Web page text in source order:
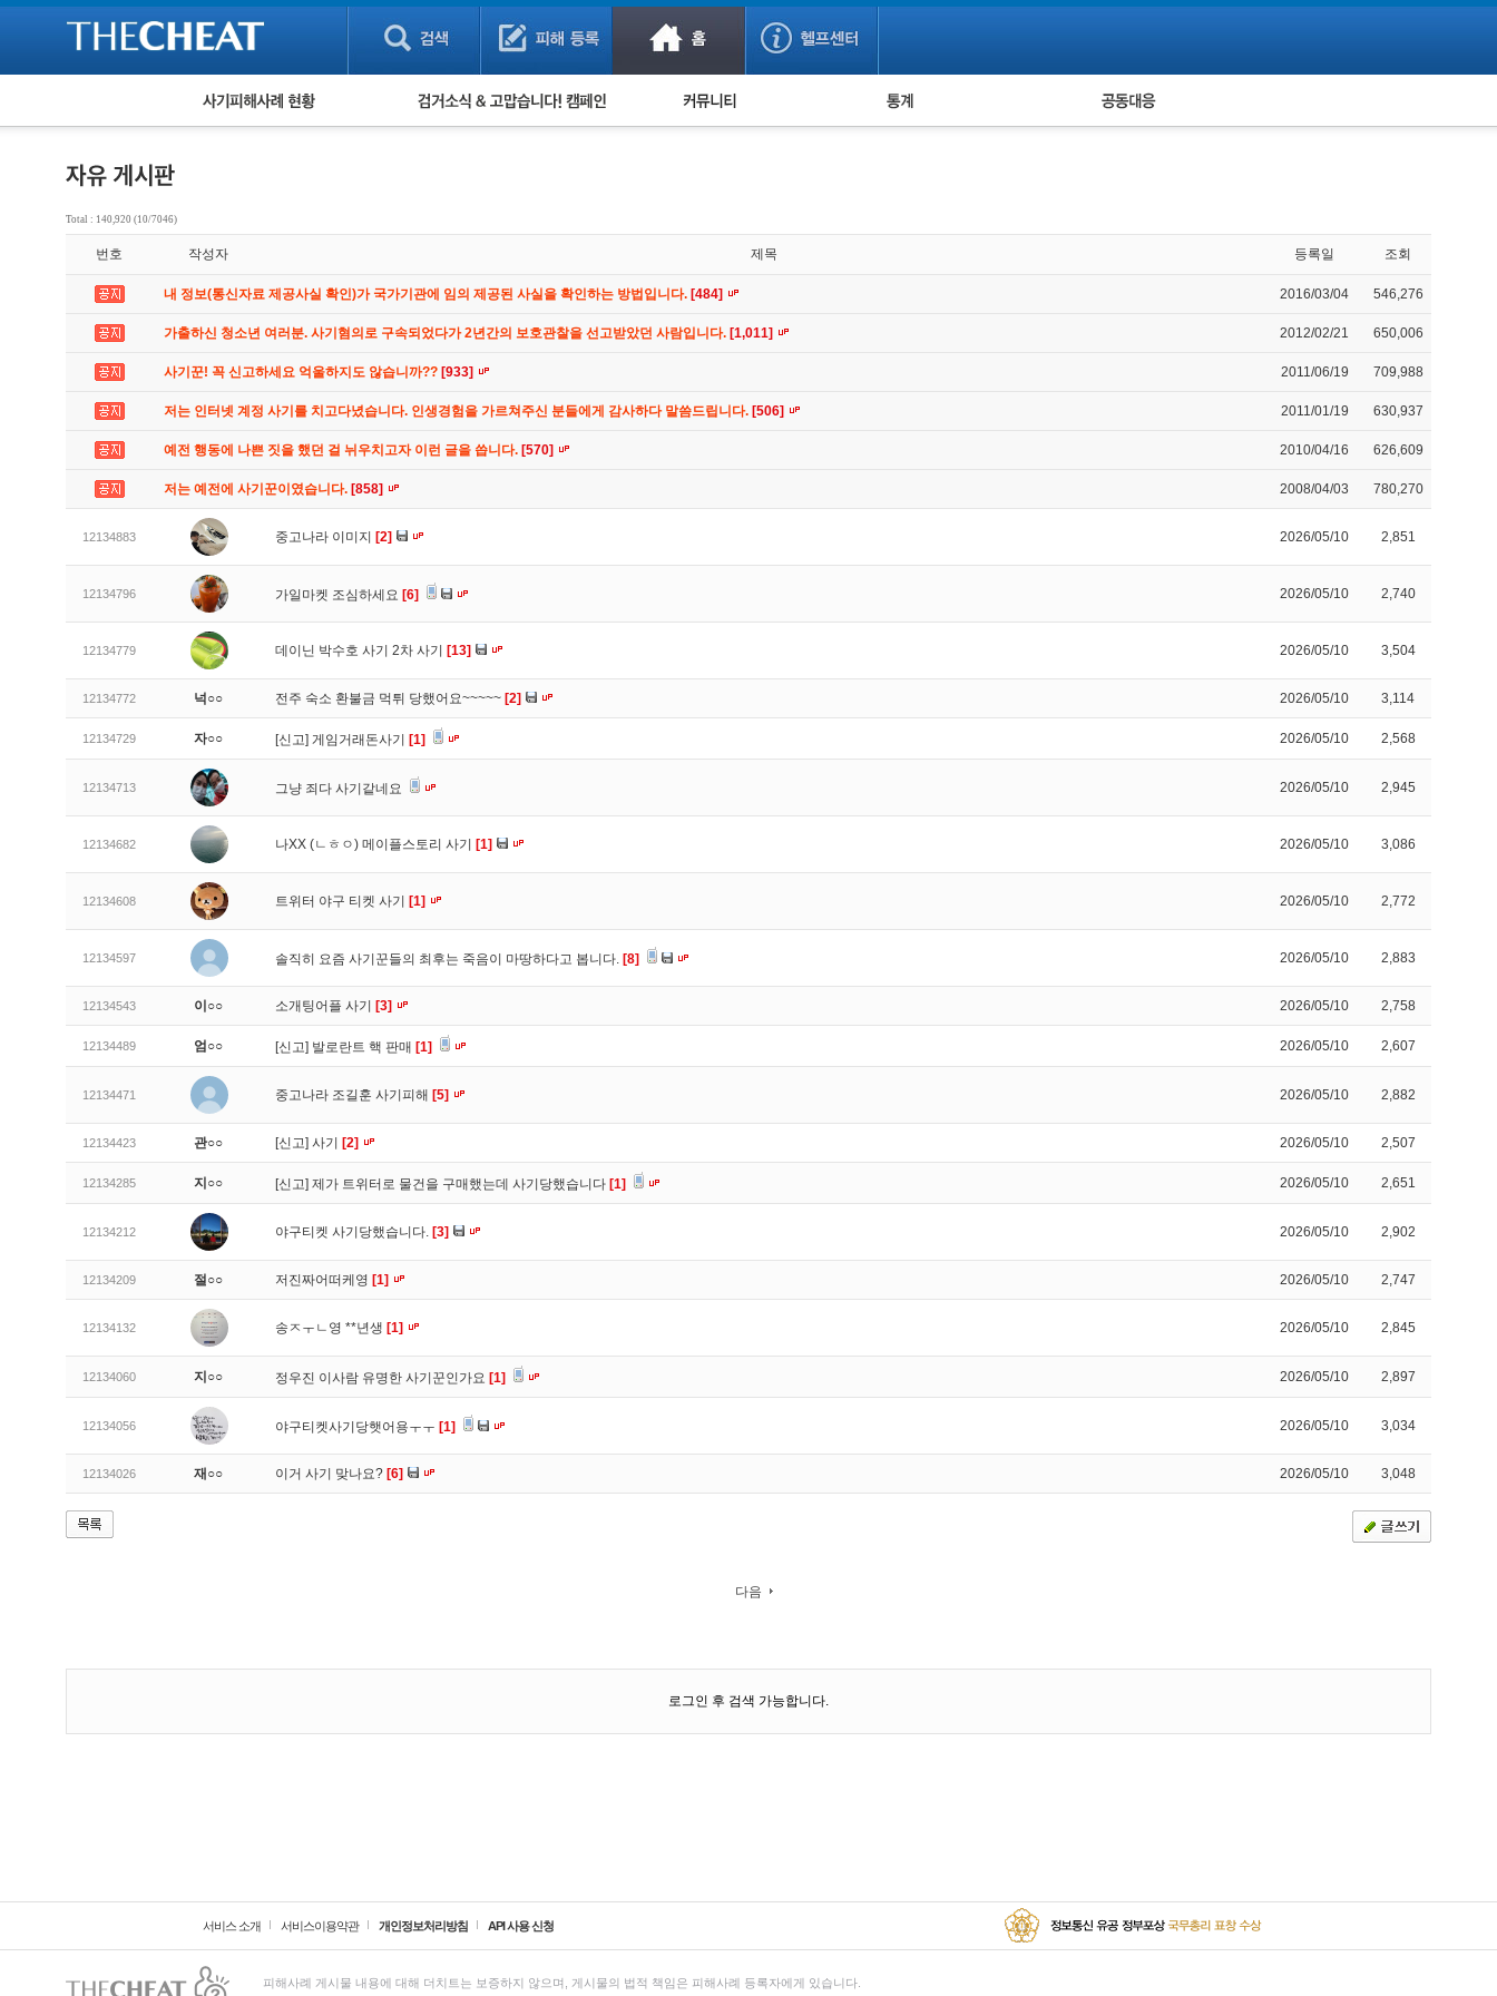
피해사례 현황
유해사이트 목록
비공개 피해사례
검거 소식 사기 예방했어요!
사기방지 아이디어
신종사기 주의 정보
누적 피해사례 통계 피해자 공동대응
Total : 140,920 (10/7046)
번호 작성자 제목 등록일 조회
내 정보(통신자료 제공사실 확인)가 국가기관에 임의 제공된 사실을 확인하는 방법입니다. [484] 2016/03/04 546,276
가출하신 청소년 여러분. 사기혐의로 구속되었다가 2년간의 보호관찰을 선고받았던 사람입니다. [1,011] 2012/02/21 650,006
사기꾼! 꼭 신고하세요 억울하지도 않습니까?? [933] 2011/06/19 709,988
저는 인터넷 계정 사기를 치고다녔습니다. 인생경험을 가르쳐주신 분들에게 감사하다 말씀드립니다. [506] 2011/01/19 630,937
예전 행동에 나쁜 짓을 했던 걸 뉘우치고자 이런 글을 씁니다. [570] 2010/04/16 626,609
저는 예전에 사기꾼이였습니다. [858] 2008/04/03 780,270
12134883 중고나라 이미지 [2] 2026/05/10 2,851
12134796 가일마켓 조심하세요 [6] 2026/05/10 2,740
12134779 데이닌 박수호 사기 2차 사기 [13] 2026/05/10 3,504
12134772 넉○○ 전주 숙소 환불금 먹튀 당했어요~~~~~ [2] 2026/05/10 3,114
12134729 자○○ [신고] 게임거래돈사기 [1] 2026/05/10 2,568
12134713 그냥 죄다 사기같네요 2026/05/10 2,945
12134682 나XX (ㄴㅎㅇ) 메이플스토리 사기 [1] 2026/05/10 3,086
12134608 트위터 야구 티켓 사기 [1] 2026/05/10 2,772
12134597 솔직히 요즘 사기꾼들의 최후는 죽음이 마땅하다고 봅니다. [8] 2026/05/10 2,883
12134543 이○○ 소개팅어플 사기 [3] 2026/05/10 2,758
12134489 엄○○ [신고] 발로란트 핵 판매 [1] 2026/05/10 2,607
12134471 중고나라 조길훈 사기피해 [5] 2026/05/10 2,882
12134423 관○○ [신고] 사기 [2] 2026/05/10 2,507
12134285 지○○ [신고] 제가 트위터로 물건을 구매했는데 사기당했습니다 [1] 2026/05/10 2,651
12134212 야구티켓 사기당했습니다. [3] 2026/05/10 2,902
12134209 절○○ 저진짜어떠케영 [1] 2026/05/10 2,747
12134132 송ㅈㅜㄴ영 **년생 [1] 2026/05/10 2,845
12134060 지○○ 정우진 이사람 유명한 사기꾼인가요 [1] 2026/05/10 2,897
12134056 야구티켓사기당햇어용ㅜㅜ [1] 2026/05/10 3,034
12134026 재○○ 이거 사기 맞나요? [6] 2026/05/10 3,048
다음
로그인 후 검색 가능합니다.
서비스 소개 서비스이용약관 개인정보처리방침 API 사용 신청
피해사례 게시물 내용에 대해 더치트는 보증하지 않으며, 게시물의 법적 책임은 피해사례 등록자에게 있습니다.